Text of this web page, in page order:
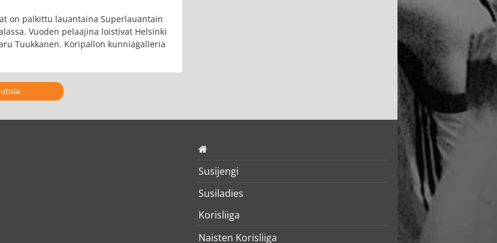
on palkittu lauantaina Superlauantain
Vuoden pelaajina loistivat Helsinki
Tuukkanen. Koripallon kunniagalleria
Susijengi
Susiladies
Korisliiga
Naisten Korisliiga